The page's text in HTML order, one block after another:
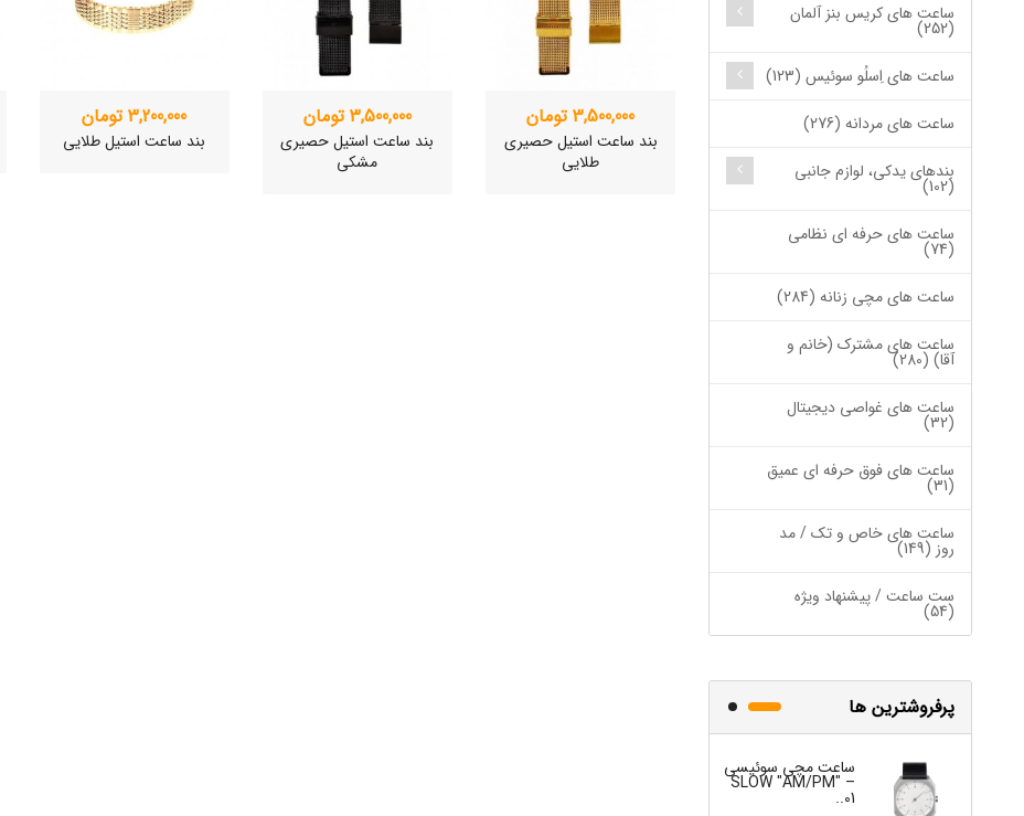
ساعت های کریس بنز آلمان
(252)
ساعت های اِسلُو سوئیس (123)
ساعت های مردانه (276)
بندهای یدکی، لوازم جانبی
(102)
ساعت های حرفه ای نظامی
(74)
ساعت های مچی زنانه (284)
ساعت های مشترک (خانم و
آقا) (280)
ساعت های غواصی دیجیتال
(32)
ساعت های فوق حرفه ای عمیق
(31)
ساعت های خاص و تک / مد
روز (149)
ست ساعت / پیشنهاد ویژه
(54)
پرفروشترین ها
ساعت مچی سوئیسی
SLOW "AM/PM" –
01..
3,500,000 تومان
بند ساعت استیل حصیری
طلایی
3,500,000 تومان
بند ساعت استیل حصیری
مشکی
3,200,000 تومان
بند ساعت استیل طلایی